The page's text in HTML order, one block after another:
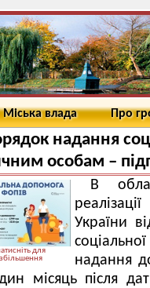
Міська влада Про
надання
особам –
для
збільшення
В
України
надання
місяць після